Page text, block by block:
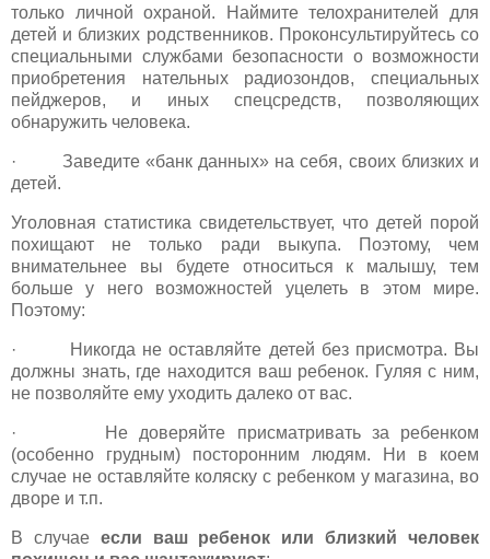
только личной охраной. Наймите телохранителей для
детей и близких родственников. Проконсультируйтесь со
специальными службами безопасности о возможности
приобретения нательных радиозондов, специальных
пейджеров, и иных спецсредств, позволяющих
обнаружить человека.
· Заведите «банк данных» на себя, своих близких и
детей.
Уголовная статистика свидетельствует, что детей порой
похищают не только ради выкупа. Поэтому, чем
внимательнее вы будете относиться к малышу, тем
больше у него возможностей уцелеть в этом мире.
Поэтому:
· Никогда не оставляйте детей без присмотра. Вы
должны знать, где находится ваш ребенок. Гуляя с ним,
не позволяйте ему уходить далеко от вас.
· Не доверяйте присматривать за ребенком
(особенно грудным) посторонним людям. Ни в коем
случае не оставляйте коляску с ребенком у магазина, во
дворе и т.п.
В случае если ваш ребенок или близкий человек